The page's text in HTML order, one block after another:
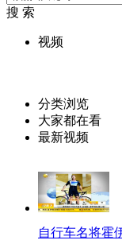
搜 索
视频
分类浏览
大家都在看
最新视频
自行车名将霍